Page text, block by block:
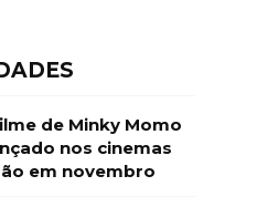
de Minky Momo
nos cinemas
em novembro